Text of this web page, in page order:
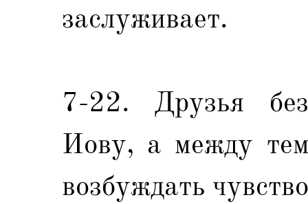
заслуживает.
7-22. Друзья
Иову, а между
возбуждать